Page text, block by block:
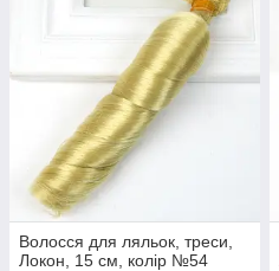
Волосся для ляльок, треси,
Локон, 15 см, колір №54